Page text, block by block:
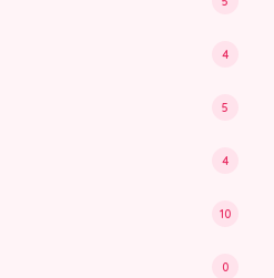
4
5
4
10
0